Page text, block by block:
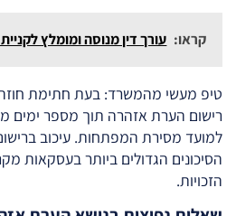
קראו: עורך דין מנוסה ומומלץ
טיפ מעשי מהמשרד: בעת חתימת חוזה
רישום הערת אזהרה תוך מספר ימים
למועד מסירת המפתחות. עיכוב
הסיכונים הגדולים ביותר בעסקאות
הזכויות.